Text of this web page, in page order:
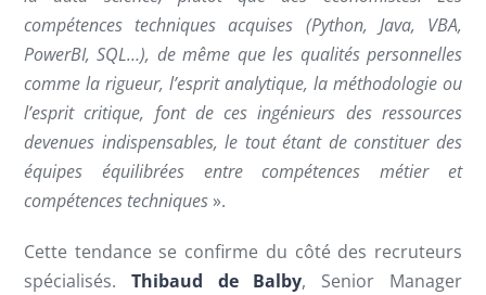
compétences techniques acquises (Python, Java, VBA,
PowerBI, SQL…), de même que les qualités personnelles
comme la rigueur, l’esprit analytique, la méthodologie ou
l’esprit critique, font de ces ingénieurs des ressources
devenues indispensables, le tout étant de constituer des
équipes équilibrées entre compétences métier et
compétences techniques ».
Cette tendance se confirme du côté des recruteurs
spécialisés. Thibaud de Balby, Senior Manager